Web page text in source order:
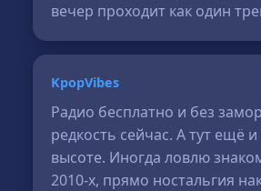
вечер проходит как один
KpopVibes
Радио бесплатно и без
редкость сейчас. А тут ещё
высоте. Иногда ловлю
2010-х, прямо ностальгия